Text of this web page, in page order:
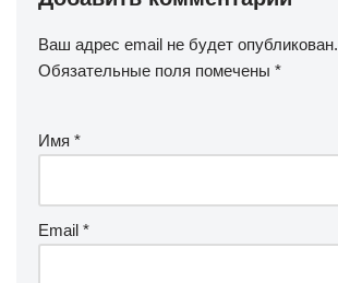
Ваш адрес email не будет опубликован.
Обязательные поля помечены *
Имя *
Email *